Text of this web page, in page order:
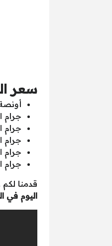
سعر
أونصة
جرام الفضة عيار 99.9 – 999
جرام الفضة عيار 95.8- 959
جرام الفضة عيار 92.5 – 925
جرام الفضة عيار 90 – 900
جرام الفضة عيار 80 – 800
قدمنا
اليوم في